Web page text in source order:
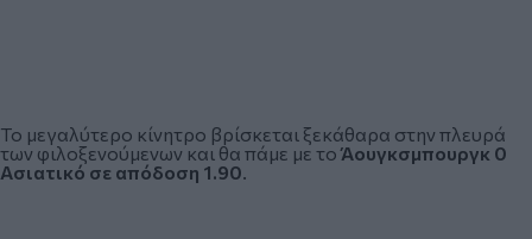
Το μεγαλύτερο κίνητρο βρίσκεται ξεκάθαρα στην πλευρά
των φιλοξενούμενων και θα πάμε με το Άουγκσμπουργκ 0
Ασιατικό σε απόδοση 1.90